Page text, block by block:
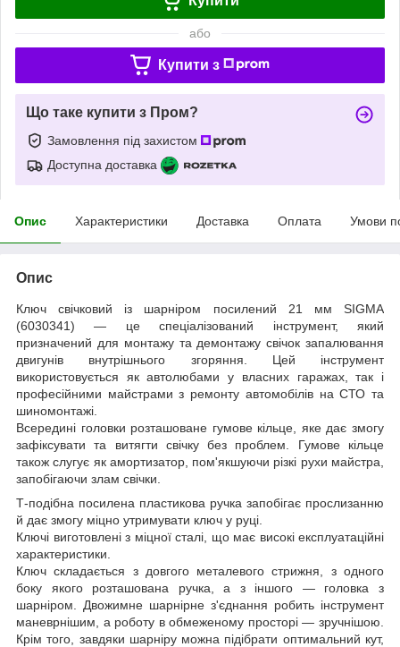
або
Купити з
Що таке купити з Пром?
Замовлення під захистом
Доступна доставка
Опис Характеристики Доставка Оплата Умови
Опис
Ключ свічковий із шарніром посилений 21 мм SIGMA
(6030341) — це спеціалізований інструмент, який
призначений для монтажу та демонтажу свічок запалювання
двигунів внутрішнього згоряння. Цей інструмент
використовується як автолюбами у власних гаражах, так і
професійними майстрами з ремонту автомобілів на СТО та
шиномонтажі.
Всередині головки розташоване гумове кільце, яке дає змогу
зафіксувати та витягти свічку без проблем. Гумове кільце
також слугує як амортизатор, пом'якшуючи різкі рухи майстра,
запобігаючи злам свічки.
Т-подібна посилена пластикова ручка запобігає прослизанню
й дає змогу міцно утримувати ключ у руці.
Ключі виготовлені з міцної сталі, що має високі експлуатаційні
характеристики.
Ключ складається з довгого металевого стрижня, з одного
боку якого розташована ручка, а з іншого — головка з
шарніром. Двожимне шарнірне з'єднання робить інструмент
маневрнішим, а роботу в обмеженому просторі — зручнішою.
Крім того, завдяки шарніру можна підібрати оптимальний кут,